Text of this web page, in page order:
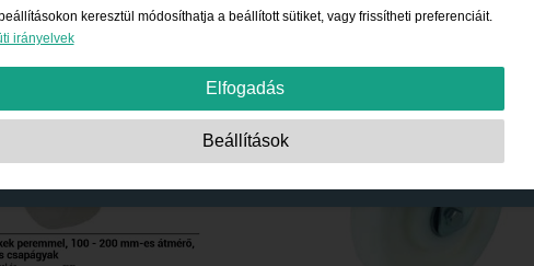
keresztül módosíthatja a beállított sütiket, vagy frissítheti preferenciáit.
irányelvek
Elfogadás
Ezek a sütik elengedhetetlenek az alapvető funkciók
Teljesítmény:Ezek a sütik lehetővé teszik számunkra, hogy számításba vegyük a
látogatásokat és a forgalmi forrásokat, valamint a webhely használatának módját.
Beállítások